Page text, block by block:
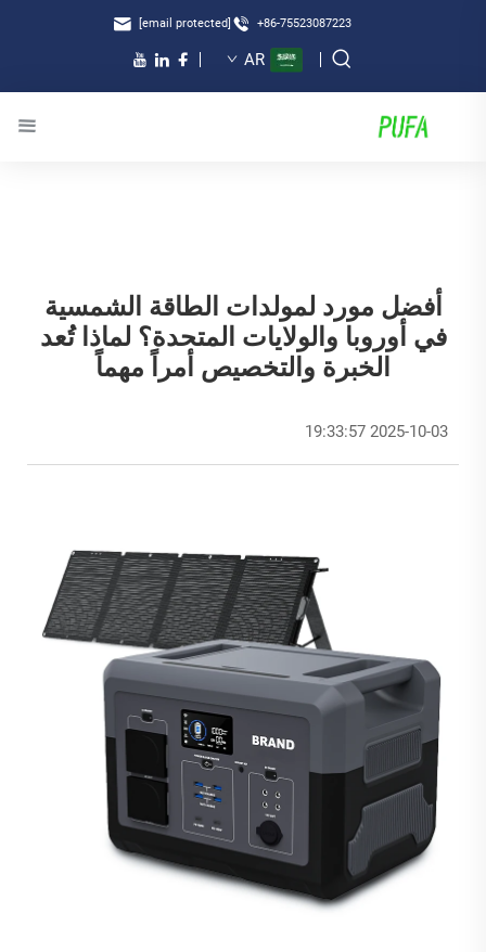
+86-75523087223
[email protected]
AR
أفضل مورد لمولدات الطاقة الشمسية
في أوروبا والولايات المتحدة؟ لماذا تُعد
الخبرة والتخصيص أمراً مهماً
2025-10-03 19:33:57